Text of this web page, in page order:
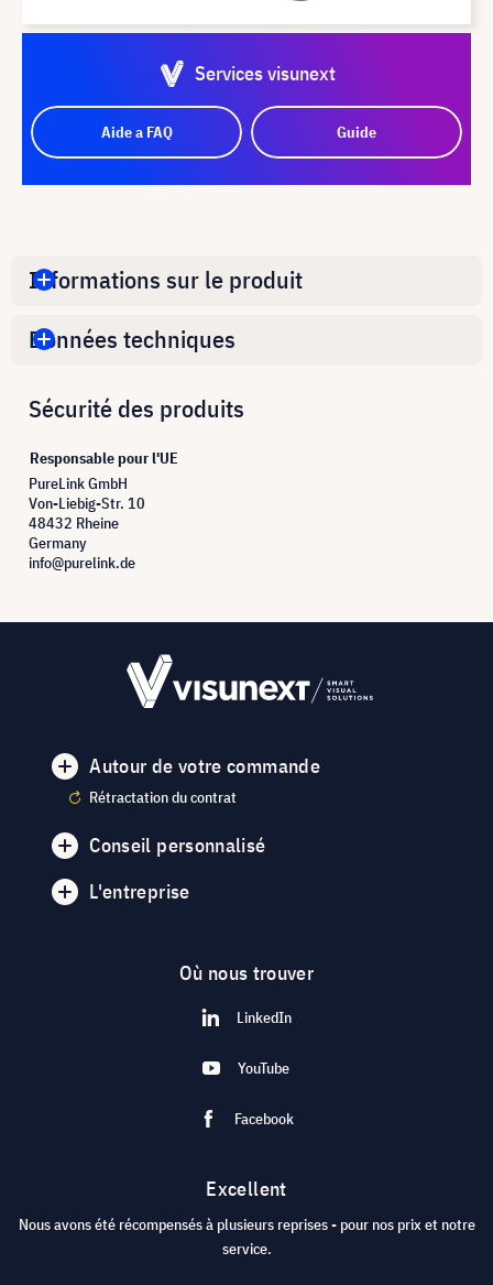
Services visunext
Aide a FAQ Guide
Informations sur le produit
Données techniques
Sécurité des produits
Responsable pour l'UE
PureLink GmbH
Von-Liebig-Str. 10
48432 Rheine
Germany
info@purelink.de
Autour de votre commande
Rétractation du contrat
Conseil personnalisé
L'entreprise
Où nous trouver
LinkedIn
YouTube
Facebook
Excellent
Nous avons été récompensés à plusieurs reprises - pour nos prix et notre
service.